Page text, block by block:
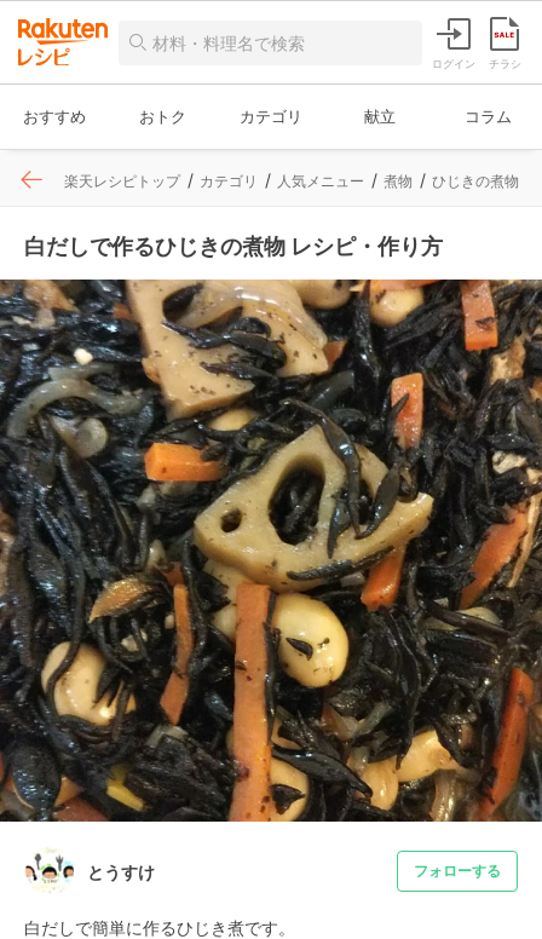
ログイン チラシ
おすすめ おトク カテゴリ 献立 コラム
楽天レシピトップ カテゴリ 人気メニュー 煮物 ひじきの煮物
白だしで作るひじきの煮物 レシピ・作り方
とうすけ フォローする
白だしで簡単に作るひじき煮です。